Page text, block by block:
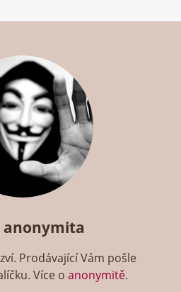
anonymita
Prodávající Vám pošle
Více oanonymitě.